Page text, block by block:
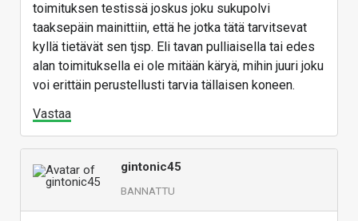
toimituksen testissä joskus joku sukupolvi
taaksepäin mainittiin, että he jotka tätä tarvitsevat
kyllä tietävät sen tjsp. Eli tavan pulliaisella tai edes
alan toimituksella ei ole mitään käryä, mihin juuri joku
voi erittäin perustellusti tarvia tällaisen koneen.
Vastaa
gintonic45
BANNATTU